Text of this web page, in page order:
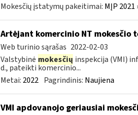
Mokesčių įstatymų pakeitimai: MĮP 2021
Artėjant komercinio NT mokesčio
Web turinio sąrašas 2022-02-03
Valstybinė mokesčių inspekcija (VMI)
d., pateikti komercinio...
Metai: 2022 Pagrindinis: Naujiena
VMI apdovanojo geriausiai